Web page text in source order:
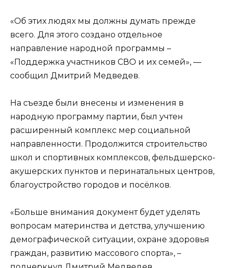
«Об этих людях мы должны думать прежде
всего. Для этого создано отдельное
направление народной программы –
«Поддержка участников СВО и их семей», —
сообщил Дмитрий Медведев.
На съезде были внесены и изменения в
народную программу партии, был учтен
расширенный комплекс мер социальной
направленности. Продолжится строительство
школ и спортивных комплексов, фельдшерско-
акушерских пунктов и перинатальных центров,
благоустройство городов и посёлков.
«Больше внимания документ будет уделять
вопросам материнства и детства, улучшению
демографической ситуации, охране здоровья
граждан, развитию массового спорта», –